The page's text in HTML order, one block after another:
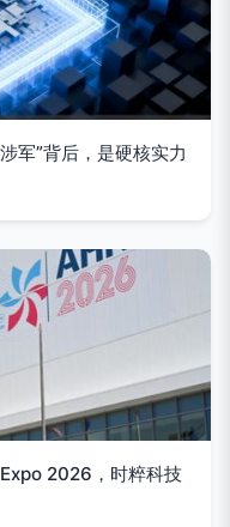
军”背后，是硬核实力
2026，时粹科技